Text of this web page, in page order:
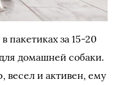
пакетиках за 15-20
домашней собаки.
весел и активен, ему